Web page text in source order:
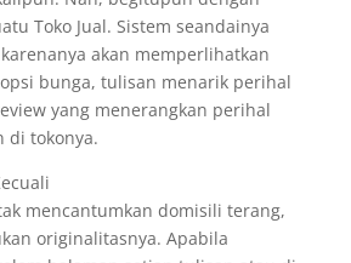
Toko Jual. Sistem seandainya
akan memperlihatkan
bunga, tulisan menarik perihal
yang menerangkan perihal
di tokonya.
mencantumkan domisili terang,
originalitasnya. Apabila